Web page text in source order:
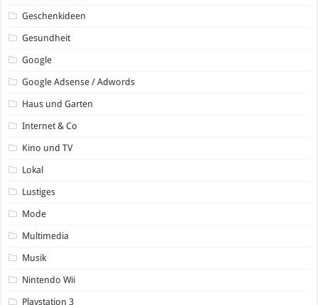
Geschenkideen
Gesundheit
Google
Google Adsense / Adwords
Haus und Garten
Internet & Co
Kino und TV
Lokal
Lustiges
Mode
Multimedia
Musik
Nintendo Wii
Playstation 3